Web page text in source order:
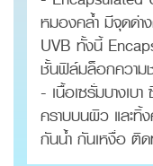
หมองคล้ำ มีจุดด่า
UVB ทั้งนี้
ชั้นฟิล์มล็อกความ
- เนื้อเซรั่มบางเบ
คราบบนผิว และทิ้
กันน้ำ กันเหงื่อ ติ